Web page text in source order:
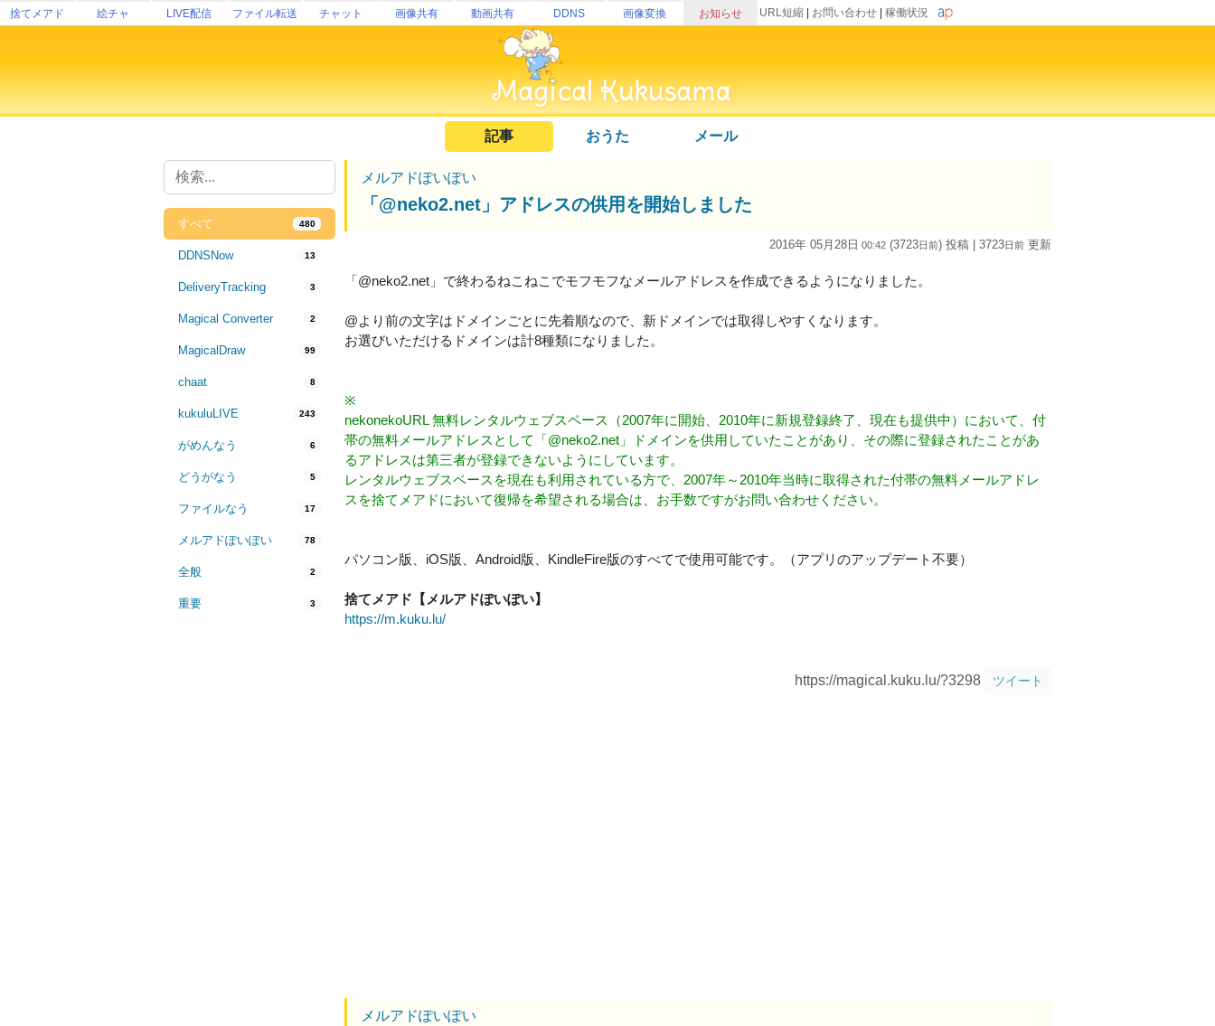
捨てメアド 絵チャ LIVE配信 ファイル転送 チャット 画像共有 動画共有 DDNS 画像変換 お知らせ URL短縮 お問い合わせ 稼働状況
記事 おうた メール
すべて 480
DDNSNow 13
DeliveryTracking 3
Magical Converter 2
MagicalDraw 99
chaat 8
kukuluLIVE 243
がめんなう 6
どうがなう 5
ファイルなう 17
メルアドぽいぽい 78
全般 2
重要 3
メルアドぽいぽい
「@neko2.net」アドレスの供用を開始しました
2016年 05月28日 00:42 (3723日前) 投稿 | 3723日前 更新
「@neko2.net」で終わるねこねこでモフモフなメールアドレスを作成できるようになりました。
@より前の文字はドメインごとに先着順なので、新ドメインでは取得しやすくなります。
お選びいただけるドメインは計8種類になりました。
※
nekonekoURL 無料レンタルウェブスペース（2007年に開始、2010年に新規登録終了、現在も提供中）において、付
帯の無料メールアドレスとして「@neko2.net」ドメインを供用していたことがあり、その際に登録されたことがあ
るアドレスは第三者が登録できないようにしています。
レンタルウェブスペースを現在も利用されている方で、2007年～2010年当時に取得された付帯の無料メールアドレ
スを捨てメアドにおいて復帰を希望される場合は、お手数ですがお問い合わせください。
パソコン版、iOS版、Android版、KindleFire版のすべてで使用可能です。（アプリのアップデート不要）
捨てメアド【メルアドぽいぽい】
https://m.kuku.lu/
https://magical.kuku.lu/?3298 ツイート
メルアドぽいぽい